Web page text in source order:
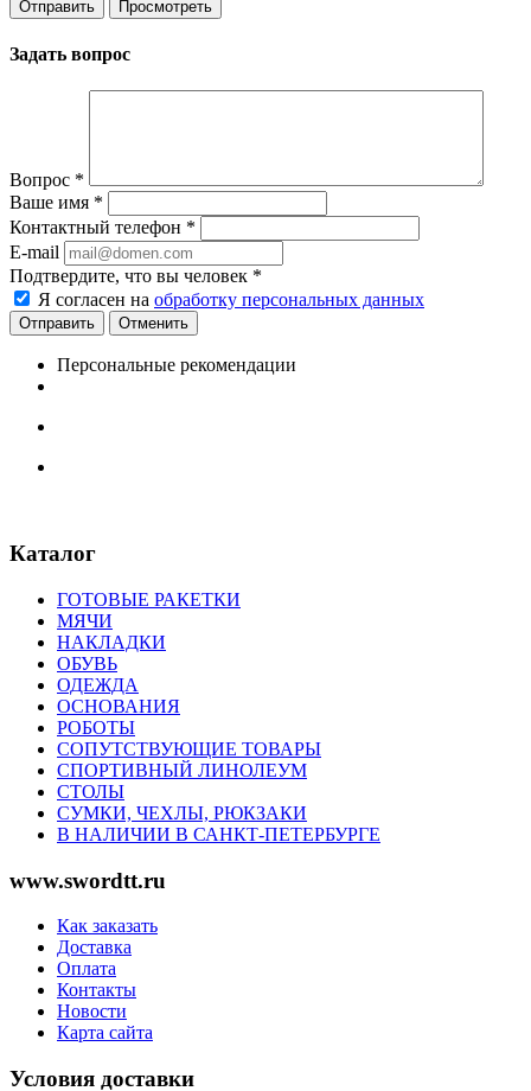
Задать вопрос
Вопрос *
Ваше имя *
Контактный телефон *
E-mail
Подтвердите, что вы человек *
Я согласен на обработку персональных данных
Отменить
Персональные рекомендации
Каталог
ГОТОВЫЕ РАКЕТКИ
МЯЧИ
НАКЛАДКИ
ОБУВЬ
ОДЕЖДА
ОСНОВАНИЯ
РОБОТЫ
СОПУТСТВУЮЩИЕ ТОВАРЫ
СПОРТИВНЫЙ ЛИНОЛЕУМ
СТОЛЫ
СУМКИ, ЧЕХЛЫ, РЮКЗАКИ
В НАЛИЧИИ В САНКТ-ПЕТЕРБУРГЕ
www.swordtt.ru
Как заказать
Доставка
Оплата
Контакты
Новости
Карта сайта
Условия доставки